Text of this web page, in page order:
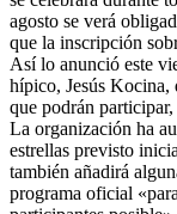
agosto se verá
que la inscripción
Así lo anunció este
hípico, Jesús Kocina,
que podrán
La organización ha
estrellas previsto
también añadirá
programa oficial